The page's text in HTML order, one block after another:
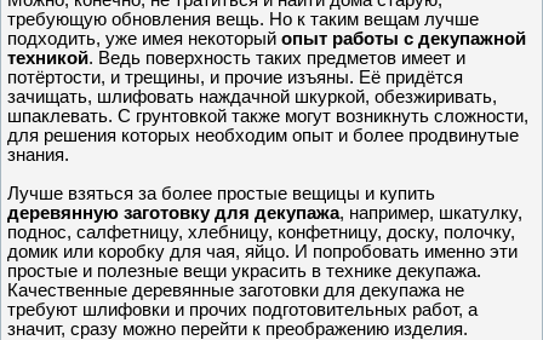
требующую обновления вещь. Но к таким вещам лучше
подходить, уже имея некоторый опыт работы с декупажной
техникой. Ведь поверхность таких предметов имеет и
потёртости, и трещины, и прочие изъяны. Её придётся
зачищать, шлифовать наждачной шкуркой, обезжиривать,
шпаклевать. С грунтовкой также могут возникнуть сложности,
для решения которых необходим опыт и более продвинутые
знания.
Лучше взяться за более простые вещицы и купить
деревянную заготовку для декупажа, например, шкатулку,
поднос, салфетницу, хлебницу, конфетницу, доску, полочку,
домик или коробку для чая, яйцо. И попробовать именно эти
простые и полезные вещи украсить в технике декупажа.
Качественные деревянные заготовки для декупажа не
требуют шлифовки и прочих подготовительных работ, а
значит, сразу можно перейти к преображению изделия.